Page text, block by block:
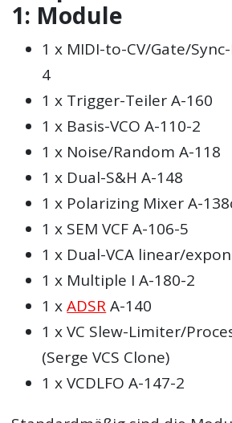
1: Module
1 x MIDI-to-CV/Gate/
4
1 x Trigger-Teiler A-160
1 x Basis-VCO A-110-2
1 x Noise/Random A-118
1 x Dual-S&H A-148
1 x Polarizing Mixer A-
1 x SEM VCF A-106-5
1 x Dual-VCA linear/
1 x Multiple I A-180-2
1 xADSRA-140
1 x VC Slew-Limiter/
(Serge VCS Clone)
1 x VCDLFO A-147-2